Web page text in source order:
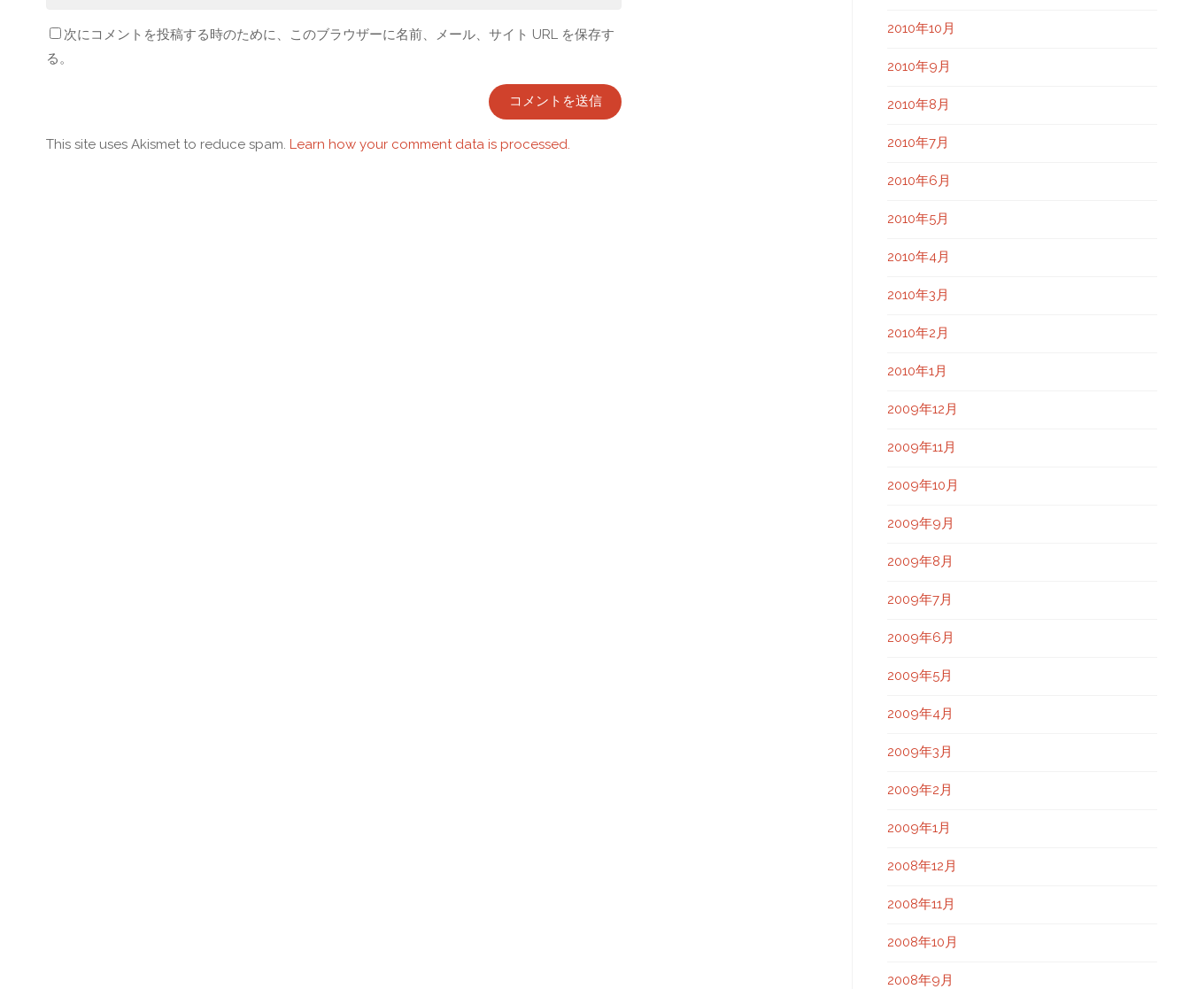
次にコメントを投稿する時のために、このブラウザーに名前、メール、サイト URL を保存す
る。
This site uses Akismet to reduce spam. Learn how your comment data is processed.
2010年10月
2010年9月
2010年8月
2010年7月
2010年6月
2010年5月
2010年4月
2010年3月
2010年2月
2010年1月
2009年12月
2009年11月
2009年10月
2009年9月
2009年8月
2009年7月
2009年6月
2009年5月
2009年4月
2009年3月
2009年2月
2009年1月
2008年12月
2008年11月
2008年10月
2008年9月